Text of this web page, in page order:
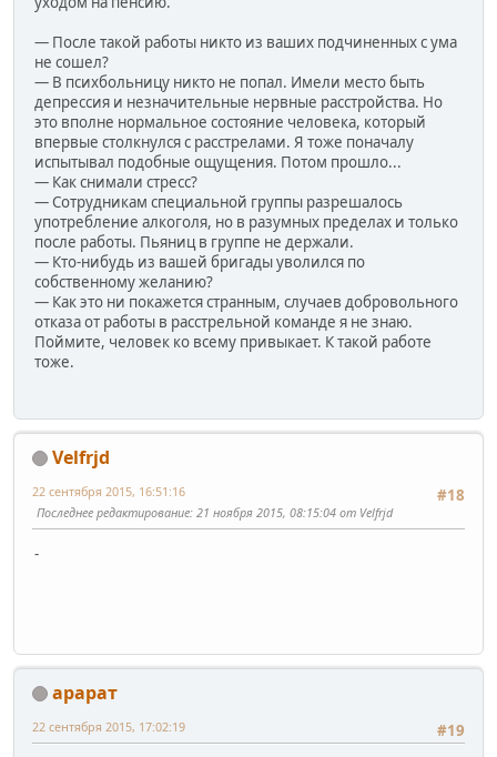
— После такой работы никто из ваших подчиненных с ума
не сошел?
— В психбольницу никто не попал. Имели место быть
депрессия и незначительные нервные расстройства. Но
это вполне нормальное состояние человека, который
впервые столкнулся с расстрелами. Я тоже поначалу
испытывал подобные ощущения. Потом прошло...
— Как снимали стресс?
— Сотрудникам специальной группы разрешалось
употребление алкоголя, но в разумных пределах и только
после работы. Пьяниц в группе не держали.
— Кто-нибудь из вашей бригады уволился по
собственному желанию?
— Как это ни покажется странным, случаев добровольного
отказа от работы в расстрельной команде я не знаю.
Поймите, человек ко всему привыкает. К такой работе
тоже.
Velfrjd
#18
22 сентября 2015, 16:51:16
Последнее редактирование: 21 ноября 2015, 08:15:04 от Velfrjd
-
арарат
#19
22 сентября 2015, 17:02:19